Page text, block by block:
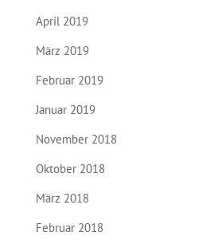
April 2019
März 2019
Februar 2019
Januar 2019
November 2018
Oktober 2018
März 2018
Februar 2018